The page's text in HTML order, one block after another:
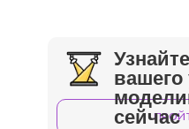
вашего
сейчас